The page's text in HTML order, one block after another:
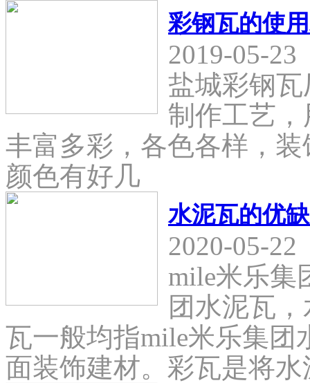
彩钢瓦的使
2019-05-23
盐城彩钢
制作工艺
丰富多彩，各色各样，
颜色有好几
水泥瓦的优
2020-05-22
mile米乐集
团水泥瓦
瓦一般均指mile米乐集团
面装饰建材。彩瓦是将